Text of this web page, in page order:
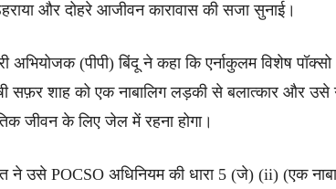
और दोहरे आजीवन कारावास की सजा सुनाई।
अभियोजक (पीपी) बिंदू ने कहा कि एर्नाकुलम विशेष
सफ़र शाह को एक नाबालिग लड़की से बलात्कार और
जीवन के लिए जेल में रहना होगा।
ने उसे POCSO अधिनियम की धारा 5 (जे) (ii) (एक